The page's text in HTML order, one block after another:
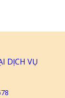
DỊCH VỤ